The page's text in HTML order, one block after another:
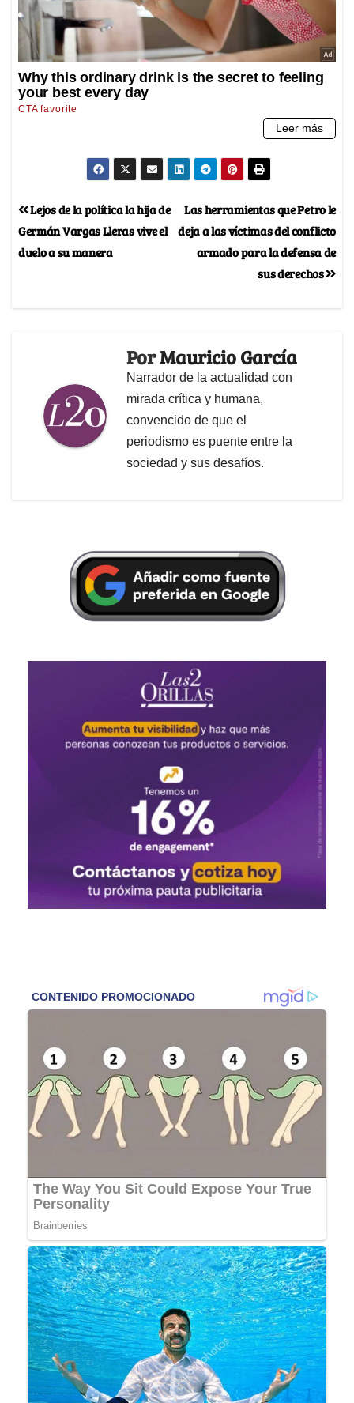
Las herramientas que Petro le
deja a las víctimas del conflicto
armado para la defensa de
sus derechos
Lejos de la política la hija de
Germán Vargas Lleras vive el
duelo a su manera
PorMauricio García
Narrador de la actualidad con
mirada crítica y humana,
convencido de que el
periodismo es puente entre la
sociedad y sus desafíos.